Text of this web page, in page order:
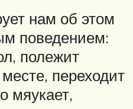
нам об этом
поведением:
полежит
переходит
мяукает,